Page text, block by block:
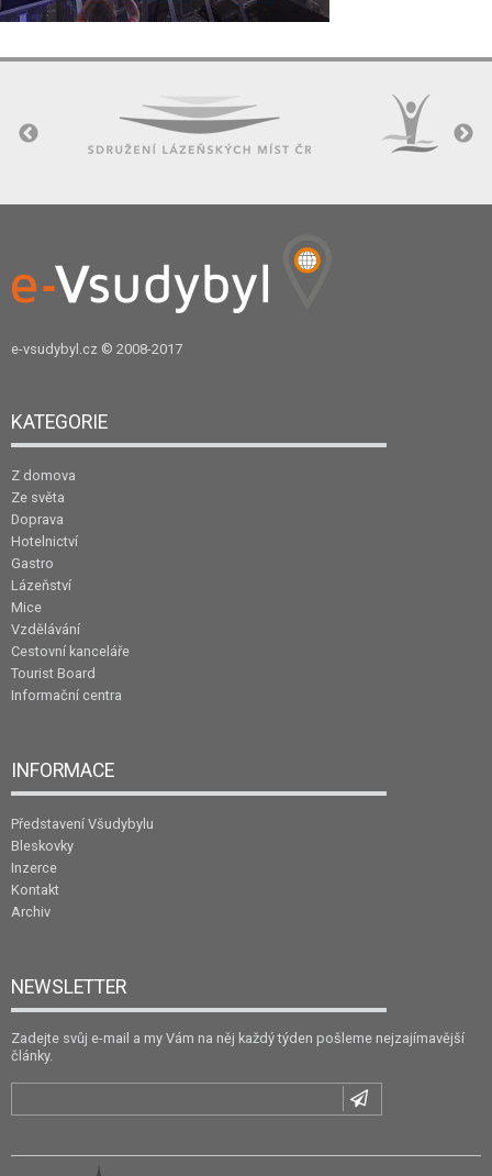
e-vsudybyl.cz © 2008-2017
KATEGORIE
Z domova
Ze světa
Doprava
Hotelnictví
Gastro
Lázeňství
Mice
Vzdělávání
Cestovní kanceláře
Tourist Board
Informační centra
INFORMACE
Představení Všudybylu
Bleskovky
Inzerce
Kontakt
Archiv
NEWSLETTER
Zadejte svůj e-mail a my Vám na něj každý týden pošleme nejzajímavější
články.